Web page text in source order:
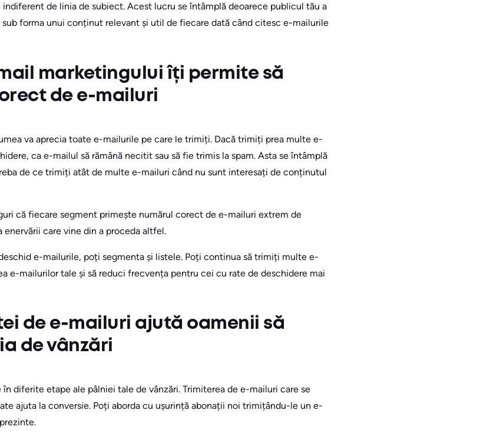
de linia de subiect. Acest lucru se întâmplă deoarece publicul tău a
sub forma unui conținut relevant și util de fiecare dată când citesc e-mailurile
marketingului îți permite să
de e-mailuri
va aprecia toate e-mailurile pe care le trimiți. Dacă trimiți prea multe e-
ca e-mailul să rămână necitit sau să fie trimis la spam. Asta se întâmplă
de ce trimiți atât de multe e-mailuri când nu sunt interesați de conținutul
că fiecare segment primește numărul corect de e-mailuri extrem de
care vine din a proceda altfel.
e-mailurile, poți segmenta și listele. Poți continua să trimiți multe e-
e-mailurilor tale și să reduci frecvența pentru cei cu rate de deschidere mai
de e-mailuri ajută oamenii să
de vânzări
diferite etape ale pâlniei tale de vânzări. Trimiterea de e-mailuri care se
ajuta la conversie. Poți aborda cu ușurință abonații noi trimițându-le un e-